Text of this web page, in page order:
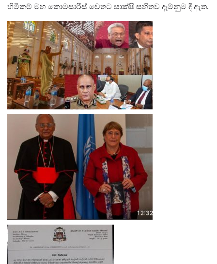
හිමිකම් මහ කොමසාරිස් වෙතට සාක්ෂි සහිතව දැම්නුම දී ඇත.